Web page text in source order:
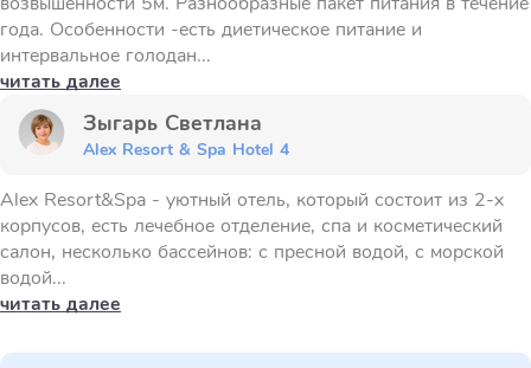
года. Особенности -есть диетическое питание и
интервальное голодан...
читать далее
Зыгарь Светлана
Alex Resort & Spa Hotel 4
Alex Resort&Spa - уютный отель, который состоит из 2-х
корпусов, есть лечебное отделение, спа и косметический
салон, несколько бассейнов: с пресной водой, с морской
водой...
читать далее